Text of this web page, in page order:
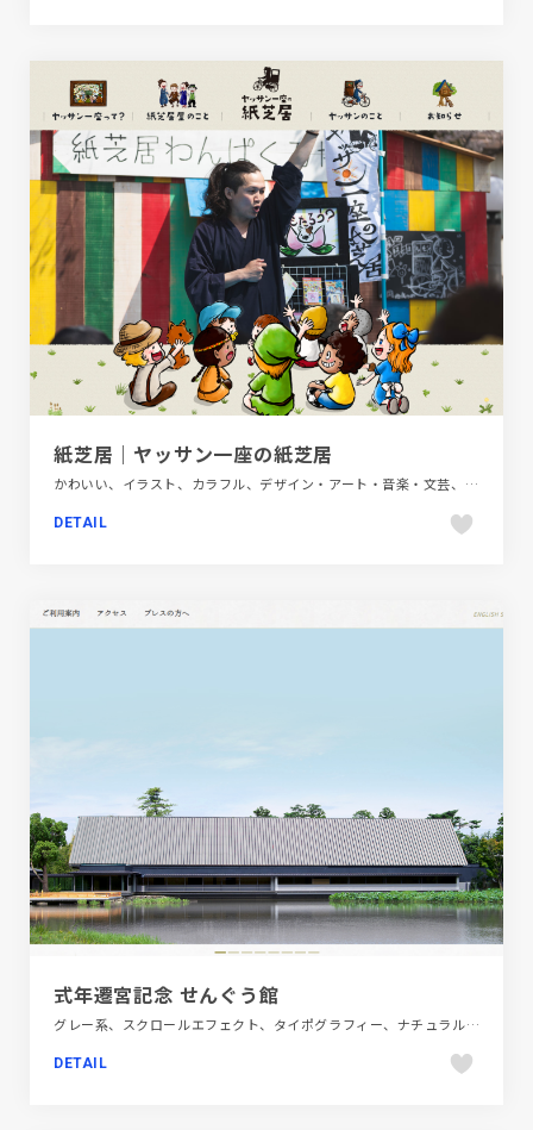
紙芝居｜ヤッサン一座の紙芝居
かわいい、イラスト、カラフル、デザイン・アート・音楽・文芸、ブランド・サービスサイト、大きめ写真
DETAIL
式年遷宮記念 せんぐう館
グレー系、スクロールエフェクト、タイポグラフィー、ナチュラル、モーション多め、大きめ写真、建設・住宅・不動産、教育・学校、施設・店舗サイト
DETAIL